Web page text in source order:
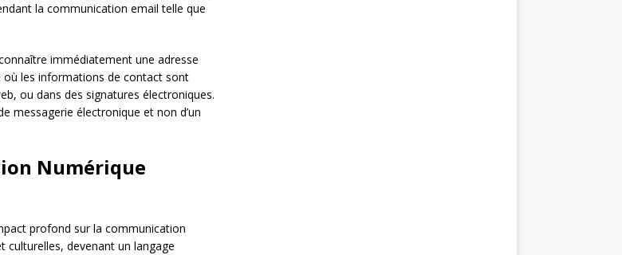
la communication email telle que
immédiatement une adresse
où les informations de contact sont
ou dans des signatures électroniques.
messagerie électronique et non d’un
Numérique
profond sur la communication
culturelles, devenant un langage